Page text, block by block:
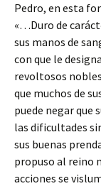
Pedro, en esta
«…Duro de
sus manos de
con que le
revoltosos
que muchos de
puede negar que
las dificultades
sus buenas
propuso al reino
acciones se